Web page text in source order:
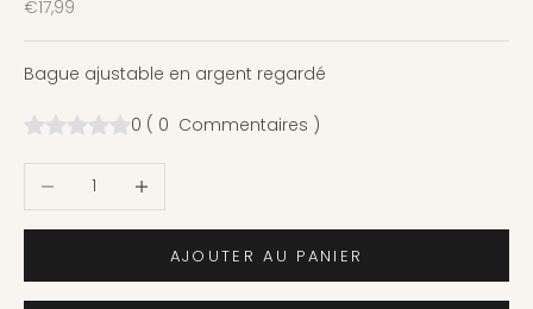
Prix de vente
€17,99
Bague ajustable en argent regardé
0 ( 0 Commentaires )
Diminuer la quantitéAugmenter la quantité
AJOUTER AU PANIER